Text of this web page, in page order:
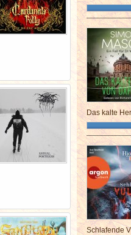
Das kalte
Schlafende